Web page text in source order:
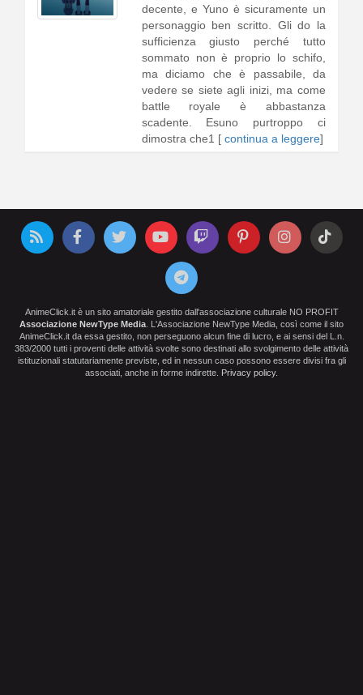
decente, e Yuno è sicuramente un
personaggio ben scritto. Gli do la
sufficienza giusto perché tutto
sommato non è proprio lo schifo,
ma diciamo che è passabile, da
vedere se siete agli inizi, ma come
battle royale è abbastanza
scadente. Esuno purtroppo ci
dimostra che1 [ continua a leggere]
AnimeClick.it è un sito amatoriale gestito dall'associazione culturale NO PROFIT
Associazione NewType Media . L'Associazione NewType Media, così come il sito
AnimeClick.it da essa gestito, non perseguono alcun fine di lucro, e ai sensi del L.n.
383/2000 tutti i proventi delle attività svolte sono destinati allo svolgimento delle attività
istituzionali statutariamente previste, ed in nessun caso possono essere divisi fra gli
associati, anche in forme indirette. Privacy policy.